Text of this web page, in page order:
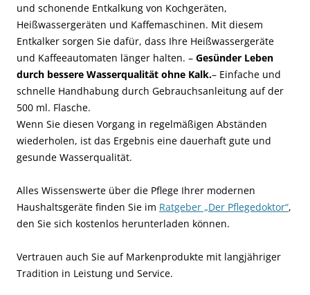
und schonende Entkalkung von Kochgeräten,
Heißwassergeräten und Kaffemaschinen. Mit diesem
Entkalker sorgen Sie dafür, dass Ihre Heißwassergeräte
und Kaffeeautomaten länger halten. – Gesünder Leben
durch bessere Wasserqualität ohne Kalk.– Einfache und
schnelle Handhabung durch Gebrauchsanleitung auf der
500 ml. Flasche.
Wenn Sie diesen Vorgang in regelmäßigen Abständen
wiederholen, ist das Ergebnis eine dauerhaft gute und
gesunde Wasserqualität.
Alles Wissenswerte über die Pflege Ihrer modernen
Haushaltsgeräte finden Sie im Ratgeber „Der Pflegedoktor“,
den Sie sich kostenlos herunterladen können.
Vertrauen auch Sie auf Markenprodukte mit langjähriger
Tradition in Leistung und Service.